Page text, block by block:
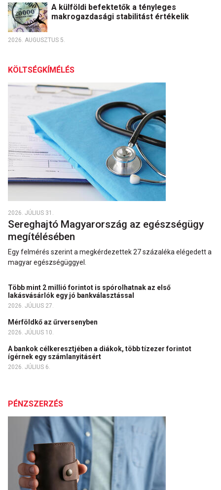
A külföldi befektetők a tényleges
makrogazdasági stabilitást értékelik
2026. AUGUSZTUS 5.
KÖLTSÉGKÍMÉLÉS
2026. JÚLIUS 31.
Sereghajtó Magyarország az egészségügy
megítélésében
Egy felmérés szerint a megkérdezettek 27 százaléka elégedett a
magyar egészségüggyel.
Több mint 2 millió forintot is spórolhatnak az első
lakásvásárlók egy jó bankválasztással
2026. JÚLIUS 27.
Mérföldkő az űrversenyben
2026. JÚLIUS 10.
A bankok célkeresztjében a diákok, több tízezer forintot
ígérnek egy számlanyitásért
2026. JÚLIUS 6.
PÉNZSZERZÉS